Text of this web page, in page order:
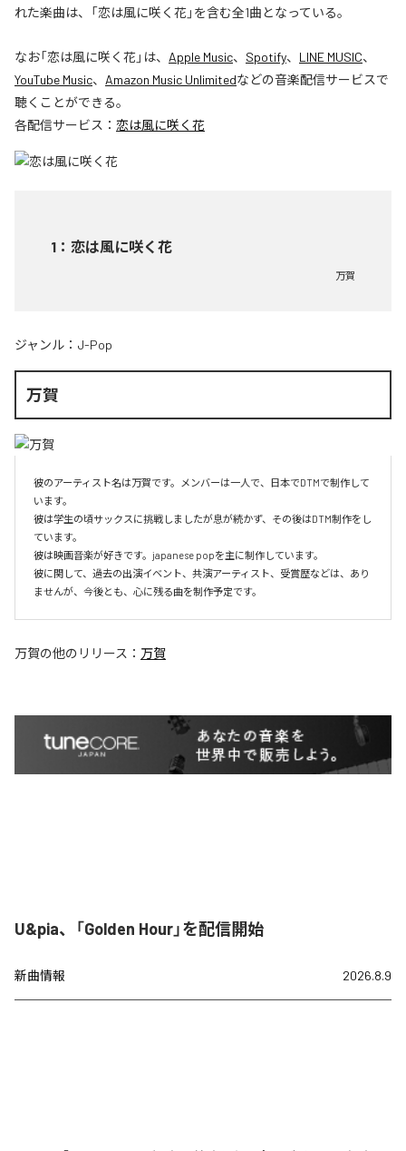
れた楽曲は、「恋は風に咲く花」を含む全1曲となっている。
なお「恋は風に咲く花」は、 Apple Music、 Spotify、 LINE MUSIC、
YouTube Music、 Amazon Music Unlimitedなどの音楽配信サービスで
聴くことができる。
各配信サービス： 恋は風に咲く花
1 ： 恋は風に咲く花
万賀
ジャンル： J-Pop
万賀
彼のアーティスト名は万賀です。メンバーは一人で、日本でDTMで制作して
います。
彼は学生の頃サックスに挑戦しましたが息が続かず、その後はDTM制作をし
ています。
彼は映画音楽が好きです。japanese popを主に制作しています。
彼に関して、過去の出演イベント、共演アーティスト、受賞歴などは、あり
ませんが、今後とも、心に残る曲を制作予定です。
万賀の他のリリース： 万賀
U&pia、「Golden Hour」を配信開始
新曲情報 2026.8.9